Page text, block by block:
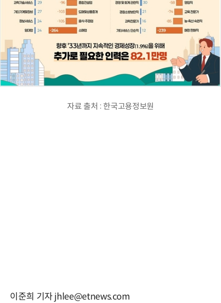
자료 출처 : 한국고용정보원
이준희 기자 jhlee@etnews.com